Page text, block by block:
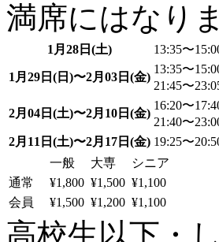
満席にはなり
1月28日(土) 13:35〜
1月29日(日)〜2月03日(金)
13:35〜
21:45〜
2月04日(土)〜2月10日(金)
16:20〜
21:40〜
2月11日(土)〜2月17日(金) 19:25〜
一般
大専
シニア
通常
¥1,800 ¥1,500 ¥1,100
会員
¥1,500 ¥1,200 ¥1,100
高校生以下・